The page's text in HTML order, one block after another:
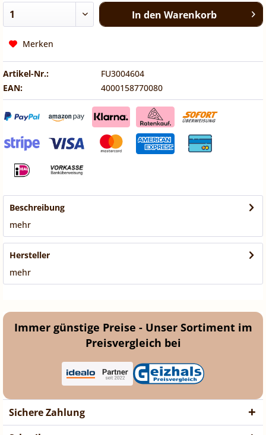
In den Warenkorb
Merken
Artikel-Nr.:
FU3004604
EAN:
4000158770080
Beschreibung
mehr
Hersteller
mehr
Immer günstige Preise - Unser Sortiment im
Preisvergleich bei
Sichere Zahlung